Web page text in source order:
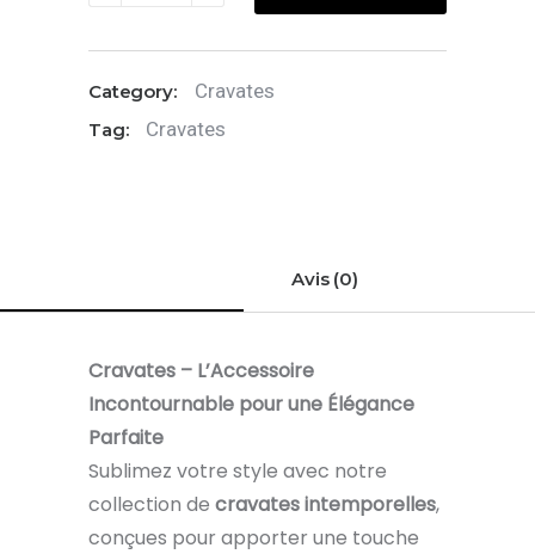
Azur
clair
Category: Cravates
Tag: Cravates
Avis (0)
Cravates – L’Accessoire
Incontournable pour une Élégance
Parfaite
Sublimez votre style avec notre
collection de cravates intemporelles,
conçues pour apporter une touche